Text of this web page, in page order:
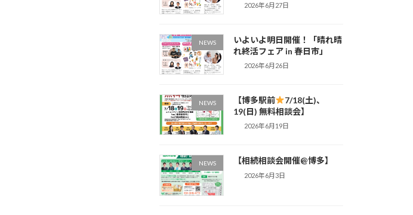
2026年6月27日
NEWS
いよいよ明日開催！「晴れ晴
れ終活フェア in 春日市」
2026年6月26日
NEWS 【博多駅前
7/18(土)、
19(日) 無料相談会】
2026年6月19日
NEWS 【相続相談会開催@博多】
2026年6月3日